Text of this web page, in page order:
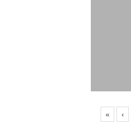
« ‹